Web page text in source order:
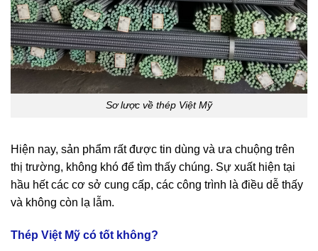
Sơ lược về thép Việt Mỹ
Hiện nay, sản phẩm rất được tin dùng và ưa chuộng trên
thị trường, không khó để tìm thấy chúng. Sự xuất hiện tại
hầu hết các cơ sở cung cấp, các công trình là điều dễ thấy
và không còn lạ lẫm.
Thép Việt Mỹ có tốt không?